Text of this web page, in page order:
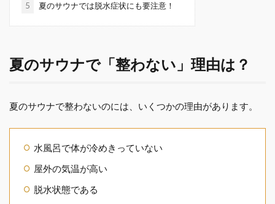
5 夏のサウナでは脱水症状にも要注意！
夏のサウナで「整わない」理由は？
夏のサウナで整わないのには、いくつかの理由があります。
水風呂で体が冷めきっていない
屋外の気温が高い
脱水状態である